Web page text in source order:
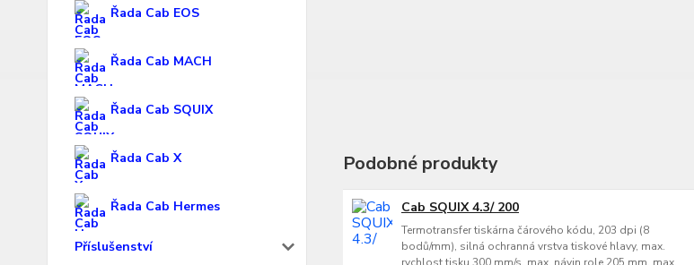
Řada Cab EOS
Řada Cab MACH
Řada Cab SQUIX
Řada Cab X
Řada Cab Hermes
Příslušenství
Podobné produkty
Cab SQUIX 4.3/ 200
Termotransfer tiskárna čárového kódu, 203 dpi (8
bodů/mm), silná ochranná vrstva tiskové hlavy, max.